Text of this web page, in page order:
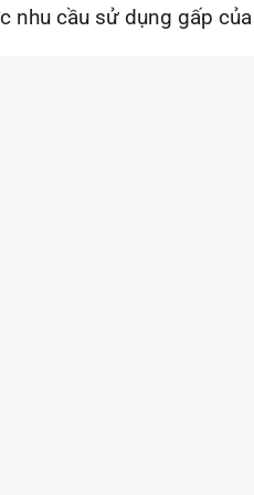
nhu cầu sử dụng gấp